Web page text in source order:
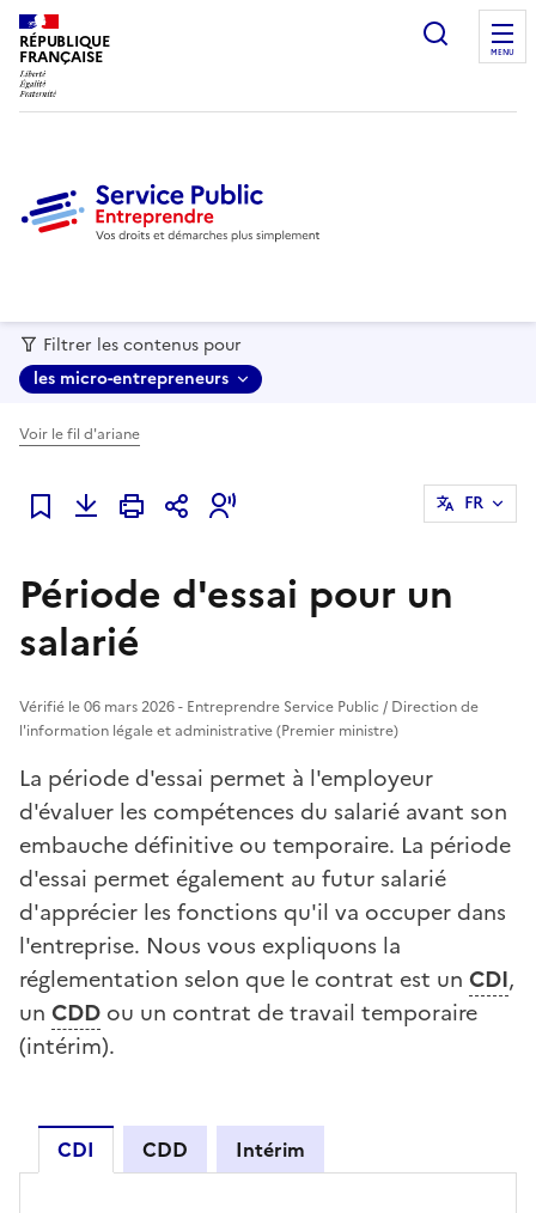
RÉPUBLIQUE
FRANÇAISE MENU
Filtrer les contenus pour
les micro-entrepreneurs
Voir le fil d'ariane
Ajouter à mes favoris
FR
Période d'essai pour un
salarié
Vérifié le 06 mars 2026 - Entreprendre Service Public / Direction de
l'information légale et administrative (Premier ministre)
La période d'essai permet à l'employeur
d'évaluer les compétences du salarié avant son
embauche définitive ou temporaire. La période
d'essai permet également au futur salarié
d'apprécier les fonctions qu'il va occuper dans
l'entreprise. Nous vous expliquons la
réglementation selon que le contrat est un CDI,
un CDD ou un contrat de travail temporaire
(intérim).
CDI CDD Intérim